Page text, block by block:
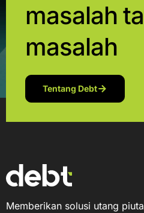
masalah
masalah
Tentang Debt
Memberikan solusi utang